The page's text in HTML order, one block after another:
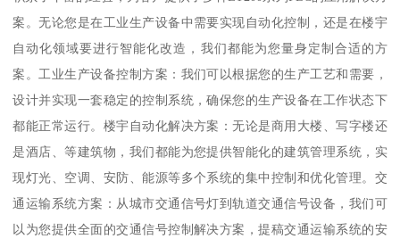
案。无论您是在工业生产设备中需要实现自动化控制，还是在楼宇
自动化领域要进行智能化改造，我们都能为您量身定制合适的方
案。工业生产设备控制方案：我们可以根据您的生产工艺和需要，
设计并实现一套稳定的控制系统，确保您的生产设备在工作状态下
都能正常运行。楼宇自动化解决方案：无论是商用大楼、写字楼还
是酒店、等建筑物，我们都能为您提供智能化的建筑管理系统，实
现灯光、空调、安防、能源等多个系统的集中控制和优化管理。交
通运输系统方案：从城市交通信号灯到轨道交通信号设备，我们可
以为您提供全面的交通信号控制解决方案，提稿交通运输系统的安